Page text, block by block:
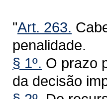
"Art. 263.
penalidade.
§ 1º. O prazo
da decisão